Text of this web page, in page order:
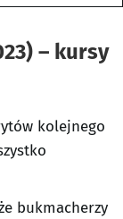
– kursy
kolejnego
bukmacherzy